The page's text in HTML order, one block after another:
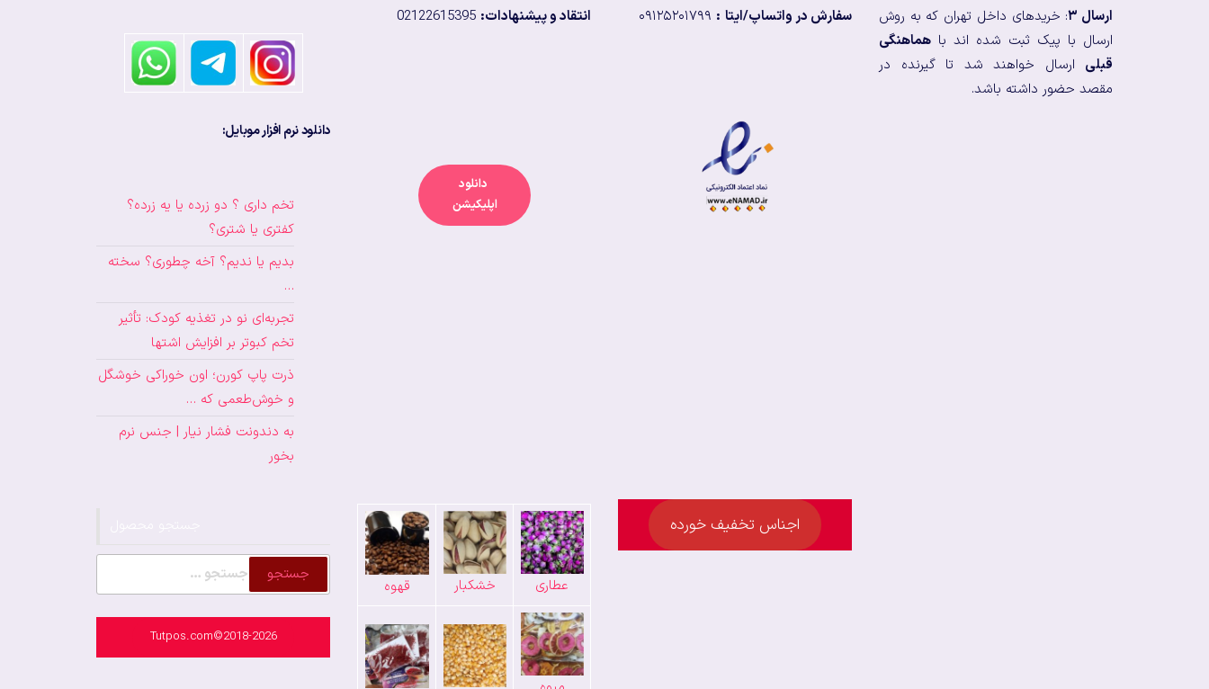
ارسال ۳
: خریدهای داخل تهران که به روش
ارسال با پیک ثبت شده اند با هماهنگی
قبلی ارسال خواهند شد تا گیرنده در
مقصد حضور داشته باشد.
سفارش در واتساپ/ایتا : انتقاد و پیشنهادات:
دانلود نرم افزار موبایل:
دانلود
اپلیکیشن
تخم داری ؟ دو زرده یا یه زرده؟
کفتری یا شتری؟
بدیم یا ندیم؟ آخه چطوری؟ سخته
…
تجربه‌ای نو در تغذیه کودک: تأثیر
تخم کبوتر بر افزایش اشتها
ذرت پاپ کورن؛ اون خوراکی خوشگل
و خوش‌طعمی که …
به دندونت فشار نیار | جنس نرم
بخور
اجناس تخفیف خورده
عطاری خشکبار قهوه
جستجو
برای:
Tutpos.com©2018-2026